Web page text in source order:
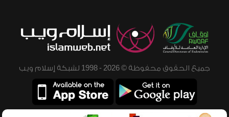
جميع الحقوق محفوظة © 2026 - 1998 لشبكة إسلام ويب